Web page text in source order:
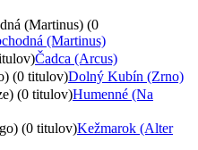
(Martinus) (0
(Martinus)
Čadca (Arcus)
(0 titulov)Dolný Kubín (Zrno)
(0 titulov)Humenné (Na
(0 titulov)Kežmarok (Alter